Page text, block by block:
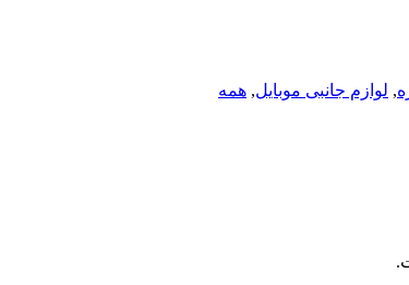
, لوازم جانبی موبایل, همه